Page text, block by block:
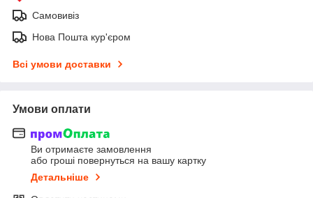
Самовивіз
Нова Пошта кур'єром
Всі умови доставки
Умови оплати
Ви отримаєте замовлення
або гроші повернуться на вашу картку
Детальніше